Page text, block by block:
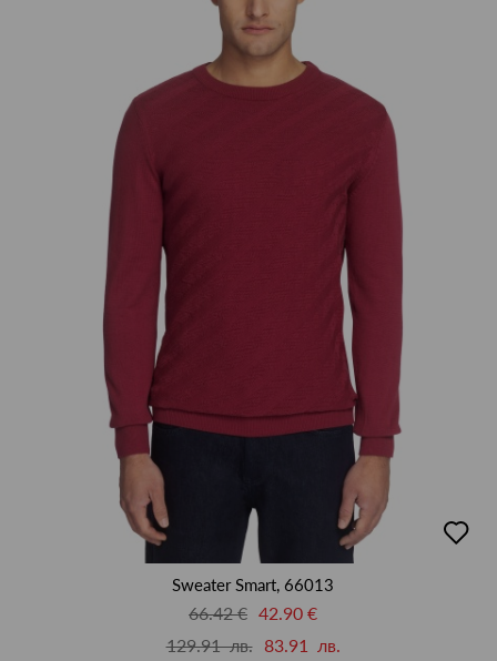
в
Sweater Smart, 66013
66.42 € 42.90 €
129.91 лв.
83.91 лв.